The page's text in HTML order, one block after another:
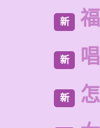
新
新
新